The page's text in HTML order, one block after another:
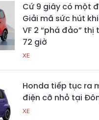
Cứ 9 giây có một
Giải mã sức hút
VF 2 “phá đảo” thị
72 giờ
XE
Honda tiếp tục ra
điện cỡ nhỏ tại
XE